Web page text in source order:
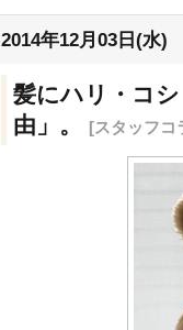
2014年12月03日(水)
髪にハリ・コ
由」。
[スタッフコ